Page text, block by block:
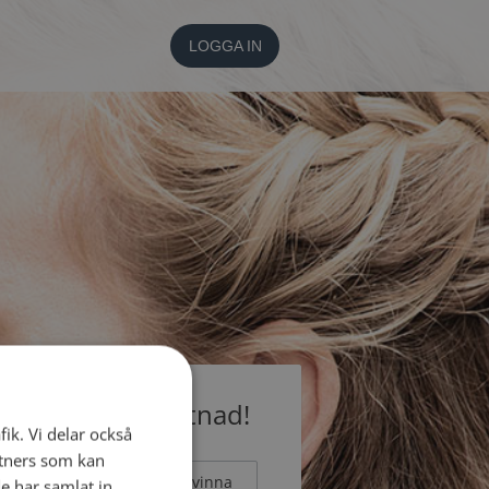
LOGGA IN
utan kostnad!
Man Kvinna
Vi delar också
som kan